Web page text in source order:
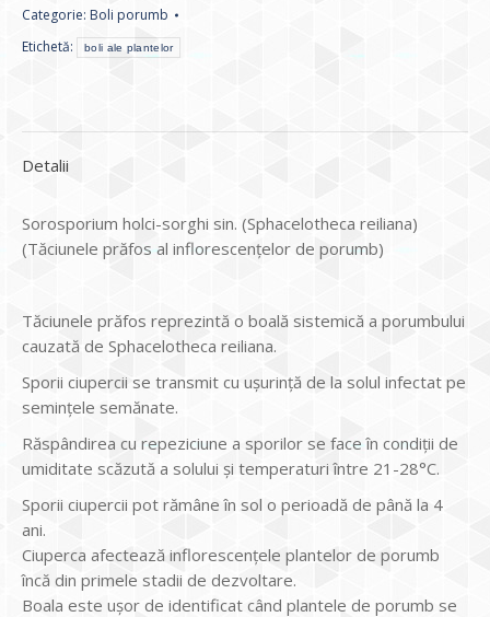
Categorie: Boli porumb
Etichetă:
boli ale plantelor
Detalii
Sorosporium holci-sorghi sin. (Sphacelotheca reiliana)
(Tăciunele prăfos al inflorescențelor de porumb)
Tăciunele prăfos reprezintă o boală sistemică a porumbului
cauzată de Sphacelotheca reiliana.
Sporii ciupercii se transmit cu ușurință de la solul infectat pe
semințele semănate.
Răspândirea cu repeziciune a sporilor se face în condiții de
umiditate scăzută a solului și temperaturi între 21-28°C.
Sporii ciupercii pot rămâne în sol o perioadă de până la 4
ani.
Ciuperca afectează inflorescențele plantelor de porumb
încă din primele stadii de dezvoltare.
Boala este ușor de identificat când plantele de porumb se